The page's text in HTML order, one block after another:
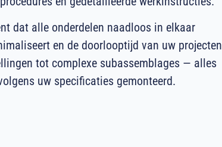
dat alle onderdelen naadloos in elkaar
en de doorlooptijd van uw projecten
tot complexe subassemblages — alles
uw specificaties gemonteerd.